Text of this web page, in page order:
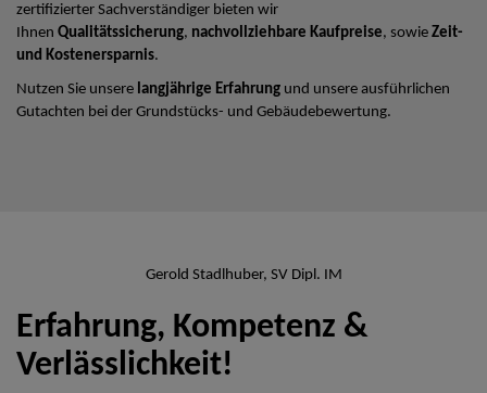
zertifizierter Sachverständiger bieten wir
Ihnen Qualitätssicherung, nachvollziehbare Kaufpreise, sowie Zeit-
und Kostenersparnis.
Nutzen Sie unsere langjährige Erfahrung und unsere ausführlichen
Gutachten bei der Grundstücks- und Gebäudebewertung.
Gerold Stadlhuber, SV Dipl. IM
Erfahrung, Kompetenz &
Verlässlichkeit!